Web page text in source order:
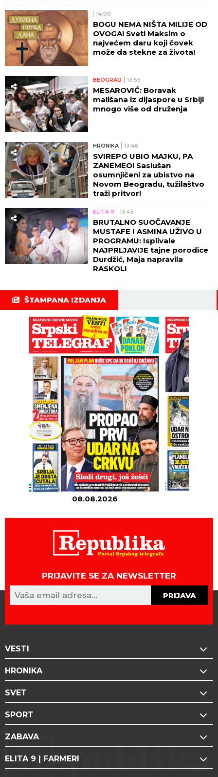
14:00
BOGU NEMA NIŠTA MILIJE OD
OVOGA! Sveti Maksim o
najvećem daru koji čovek
može da stekne za života!
BEOGRAD 13:55
MESAROVIĆ: Boravak
mališana iz dijaspore u Srbiji
mnogo više od druženja
HRONIKA 13:46
SVIREPO UBIO MAJKU, PA
ZANEMEO! Saslušan
osumnjičeni za ubistvo na
Novom Beogradu, tužilaštvo
traži pritvor!
ELITA 9 13:45
BRUTALNO SUOČAVANJE
MUSTAFE I ASMINA UŽIVO U
PROGRAMU: Isplivale
NAJPRLJAVIJE tajne porodice
Durdžić, Maja napravila
RASKOL!
ŠTAMPANA IZDANJA
08.08.2026
PRIJAVITE SE ZA NEWSLETTER
PRIJAVA
VESTI
HRONIKA
SVET
SPORT
ZABAVA
ELITA 9 | FARMERI